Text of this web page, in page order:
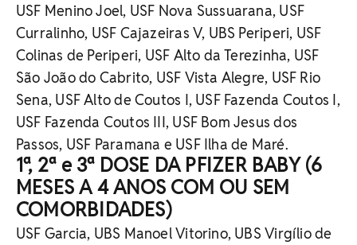
USF Menino Joel, USF Nova Sussuarana, USF
Curralinho, USF Cajazeiras V, UBS Periperi, USF
Colinas de Periperi, USF Alto da Terezinha, USF
São João do Cabrito, USF Vista Alegre, USF Rio
Sena, USF Alto de Coutos I, USF Fazenda Coutos I,
USF Fazenda Coutos III, USF Bom Jesus dos
Passos, USF Paramana e USF Ilha de Maré.
1ª, 2ª e 3ª DOSE DA PFIZER BABY (6
MESES A 4 ANOS COM OU SEM
COMORBIDADES)
USF Garcia, UBS Manoel Vitorino, UBS Virgílio de